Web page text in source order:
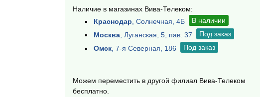
Наличие в магазинах Вива-Телеком:
Краснодар , Солнечная, 4Б
В наличии
Москва , Луганская, 5, пав. 37
Под заказ
Омск , 7-я Северная, 186 Под заказ
Можем переместить в другой филиал Вива-Телеком
бесплатно.